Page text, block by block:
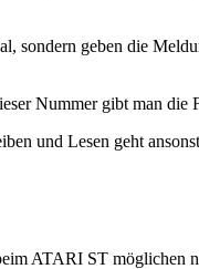
sondern geben die
Nummer gibt man die
und Lesen geht
ATARI ST möglichen